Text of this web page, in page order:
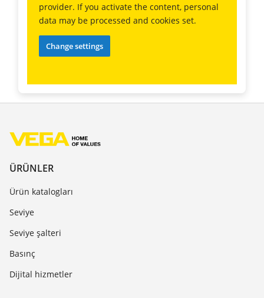
provider. If you activate the content, personal
data may be processed and cookies set.
Change settings
ÜRÜNLER
Ürün katalogları
Seviye
Seviye şalteri
Basınç
Dijital hizmetler